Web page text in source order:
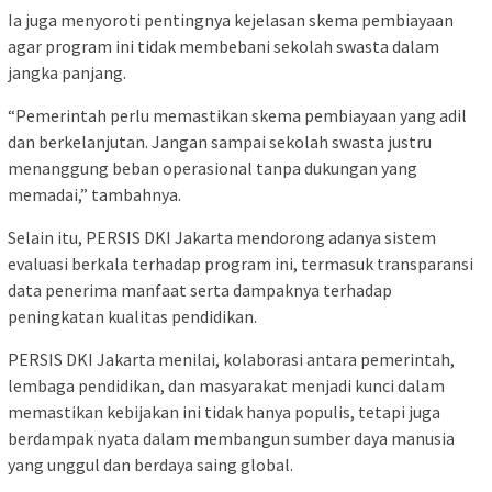
Ia juga menyoroti pentingnya kejelasan skema pembiayaan
agar program ini tidak membebani sekolah swasta dalam
jangka panjang.
“Pemerintah perlu memastikan skema pembiayaan yang adil
dan berkelanjutan. Jangan sampai sekolah swasta justru
menanggung beban operasional tanpa dukungan yang
memadai,” tambahnya.
Selain itu, PERSIS DKI Jakarta mendorong adanya sistem
evaluasi berkala terhadap program ini, termasuk transparansi
data penerima manfaat serta dampaknya terhadap
peningkatan kualitas pendidikan.
PERSIS DKI Jakarta menilai, kolaborasi antara pemerintah,
lembaga pendidikan, dan masyarakat menjadi kunci dalam
memastikan kebijakan ini tidak hanya populis, tetapi juga
berdampak nyata dalam membangun sumber daya manusia
yang unggul dan berdaya saing global.